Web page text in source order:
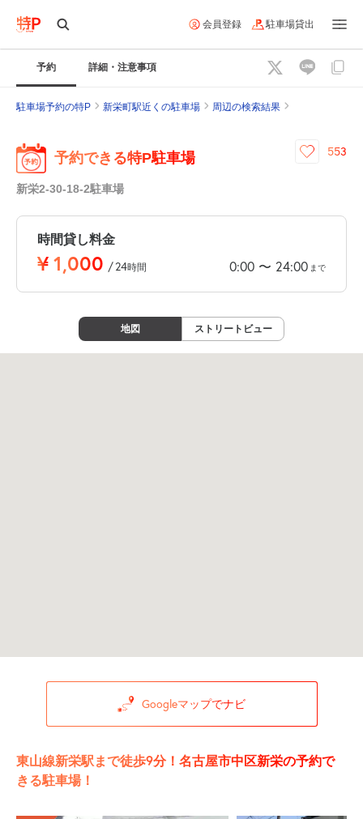
会員登録 駐車場貸出
予約 詳細・注意事項
駐車場予約の特P 新栄町駅近くの駐車場 周辺の検索結果
予約できる特P駐車場
新栄2-30-18-2駐車場
553
時間貸し料金
¥1,000 /24時間 0:00 〜 24:00 まで
地図 ストリートビュー
Googleマップでナビ
東山線新栄駅まで徒歩9分！名古屋市中区新栄の予約で
きる駐車場！